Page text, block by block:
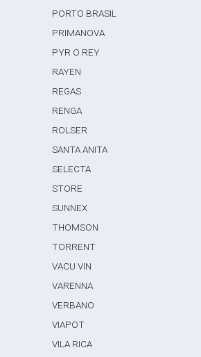
PORTO BRASIL
PRIMANOVA
PYR O REY
RAYEN
REGAS
RENGA
ROLSER
SANTA ANITA
SELECTA
STORE
SUNNEX
THOMSON
TORRENT
VACU VIN
VARENNA
VERBANO
VIAPOT
VILA RICA